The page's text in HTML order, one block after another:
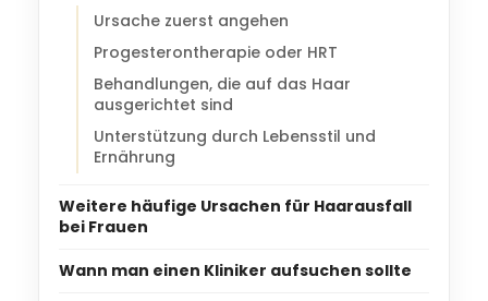
Ursache zuerst angehen
Progesterontherapie oder HRT
Behandlungen, die auf das Haar
ausgerichtet sind
Unterstützung durch Lebensstil und
Ernährung
Weitere häufige Ursachen für Haarausfall
bei Frauen
Wann man einen Kliniker aufsuchen sollte